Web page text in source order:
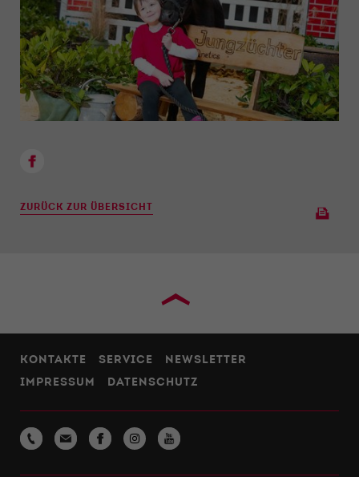
ZURÜCK ZUR ÜBERSICHT
›
KONTAKTE SERVICE
NEWSLETTER
IMPRESSUM
DATENSCHUTZ